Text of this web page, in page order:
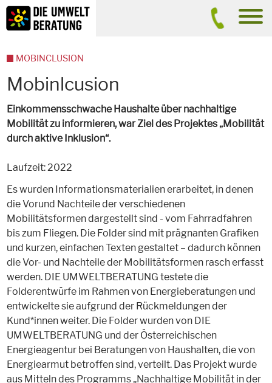
Inhalt
Suche
Mobinlcusion
Einkommensschwache Haushalte über nachhaltige
Mobilität zu informieren, war Ziel des Projektes „Mobilität
durch aktive Inklusion“.
Laufzeit: 2022
Es wurden Informationsmaterialien erarbeitet, in denen
die Vorund Nachteile der verschiedenen
Mobilitätsformen dargestellt sind - vom Fahrradfahren
bis zum Fliegen. Die Folder sind mit prägnanten Grafiken
und kurzen, einfachen Texten gestaltet – dadurch können
die Vor- und Nachteile der Mobilitätsformen rasch erfasst
werden. DIE UMWELTBERATUNG testete die
Folderentwürfe im Rahmen von Energieberatungen und
entwickelte sie aufgrund der Rückmeldungen der
Kund*innen weiter. Die Folder wurden von DIE
UMWELTBERATUNG und der Österreichischen
Energieagentur bei Beratungen von Haushalten, die von
Energiearmut betroffen sind, verteilt. Das Projekt wurde
aus Mitteln des Programms „Nachhaltige Mobilität in der
MOBINCLUSION